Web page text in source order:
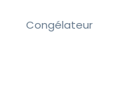
Congélateur